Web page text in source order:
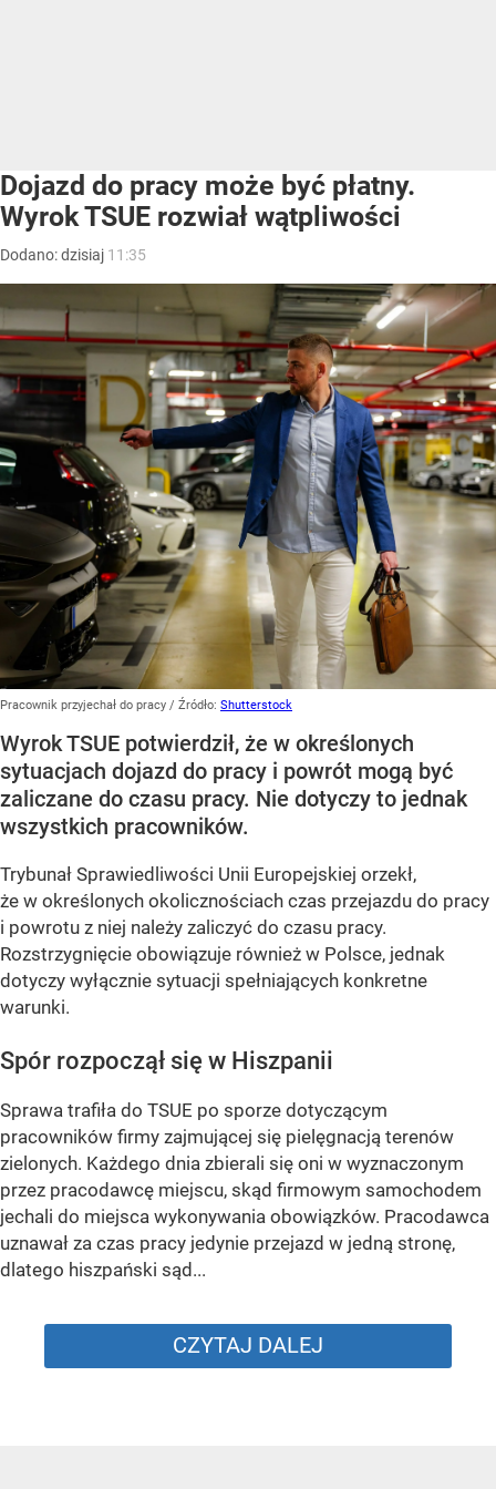
Dojazd do pracy może być płatny.
Wyrok TSUE rozwiał wątpliwości
Dodano:dzisiaj 11:35
Pracownik przyjechał do pracy / Źródło: Shutterstock
Wyrok TSUE potwierdził, że w określonych
sytuacjach dojazd do pracy i powrót mogą być
zaliczane do czasu pracy. Nie dotyczy to jednak
wszystkich pracowników.
Trybunał Sprawiedliwości Unii Europejskiej orzekł,
że w określonych okolicznościach czas przejazdu do pracy
i powrotu z niej należy zaliczyć do czasu pracy.
Rozstrzygnięcie obowiązuje również w Polsce, jednak
dotyczy wyłącznie sytuacji spełniających konkretne
warunki.
Spór rozpoczął się w Hiszpanii
Sprawa trafiła do TSUE po sporze dotyczącym
pracowników firmy zajmującej się pielęgnacją terenów
zielonych. Każdego dnia zbierali się oni w wyznaczonym
przez pracodawcę miejscu, skąd firmowym samochodem
jechali do miejsca wykonywania obowiązków. Pracodawca
uznawał za czas pracy jedynie przejazd w jedną stronę,
dlatego hiszpański sąd...
CZYTAJ DALEJ